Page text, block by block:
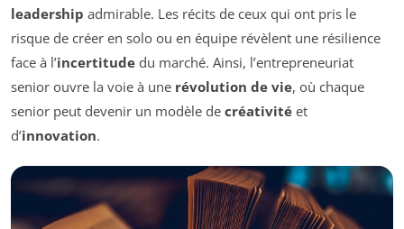
leadership admirable. Les récits de ceux qui ont pris le
risque de créer en solo ou en équipe révèlent une résilience
face à l’incertitude du marché. Ainsi, l’entrepreneuriat
senior ouvre la voie à une révolution de vie, où chaque
senior peut devenir un modèle de créativité et
d’innovation.